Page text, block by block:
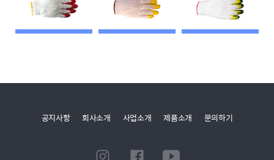
공지사항 회사소개 사업소개 제품소개 문의하기